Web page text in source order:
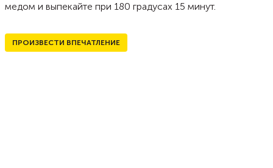
медом и выпекайте при 180 градусах 15 минут.
ПРОИЗВЕСТИ ВПЕЧАТЛЕНИЕ